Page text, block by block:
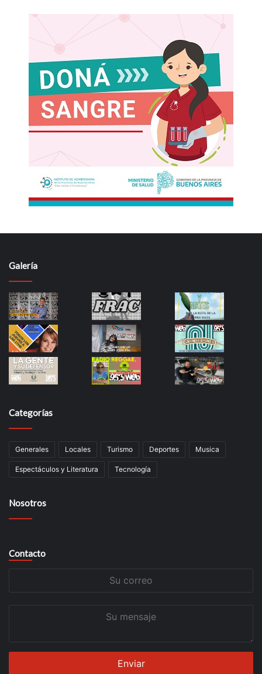
Galería
Categorías
Generales Locales Turismo Deportes Musica
Espectáculos y Literatura Tecnología
Nosotros
Contacto